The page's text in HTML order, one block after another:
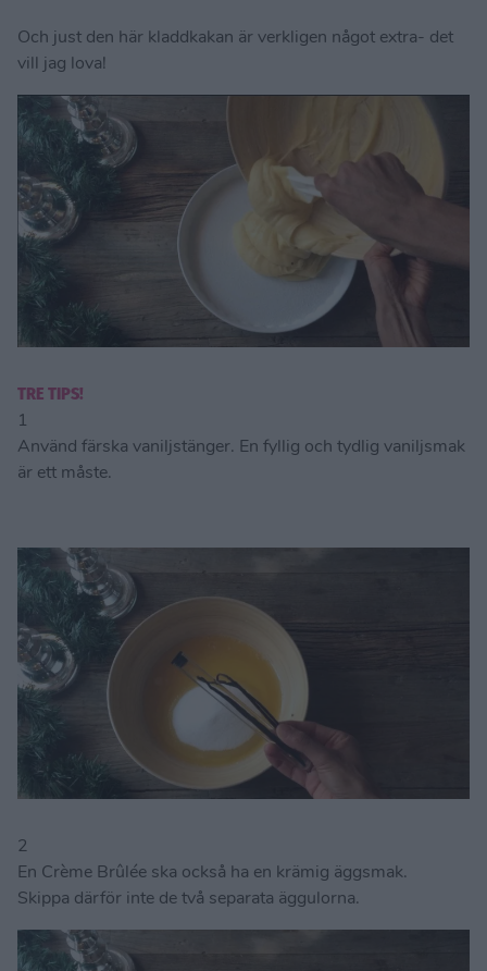
Och just den här kladdkakan är verkligen något extra- det
vill jag lova!
TRE TIPS!
1
Använd färska vaniljstänger. En fyllig och tydlig vaniljsmak
är ett måste.
2
En Crème Brûlée ska också ha en krämig äggsmak.
Skippa därför inte de två separata äggulorna.